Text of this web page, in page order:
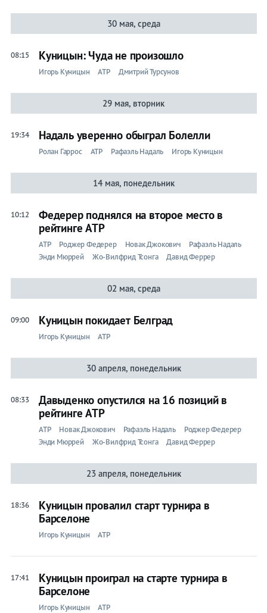
30 мая, среда
08:15 Куницын: Чуда не произошло
Игорь Куницын ATP Дмитрий Турсунов
29 мая, вторник
19:34 Надаль уверенно обыграл Болелли
Ролан Гаррос ATP Рафаэль Надаль Игорь Куницын
14 мая, понедельник
10:12
Федерер поднялся на второе место в
рейтинге ATP
ATP Роджер Федерер Новак Джокович
Рафаэль Надаль
Энди Мюррей
Жо-Вилфрид Тсонга Давид Феррер
02 мая, среда
09:00 Куницын покидает Белград
Игорь Куницын ATP
30 апреля, понедельник
08:33
Давыденко опустился на 16 позиций в
рейтинге ATP
ATP Новак Джокович Рафаэль Надаль
Роджер Федерер
Энди Мюррей
Жо-Вилфрид Тсонга Давид Феррер
23 апреля, понедельник
18:36
Куницын провалил старт турнира в
Барселоне
Игорь Куницын ATP
17:41
Куницын проиграл на старте турнира в
Барселоне
Игорь Куницын ATP